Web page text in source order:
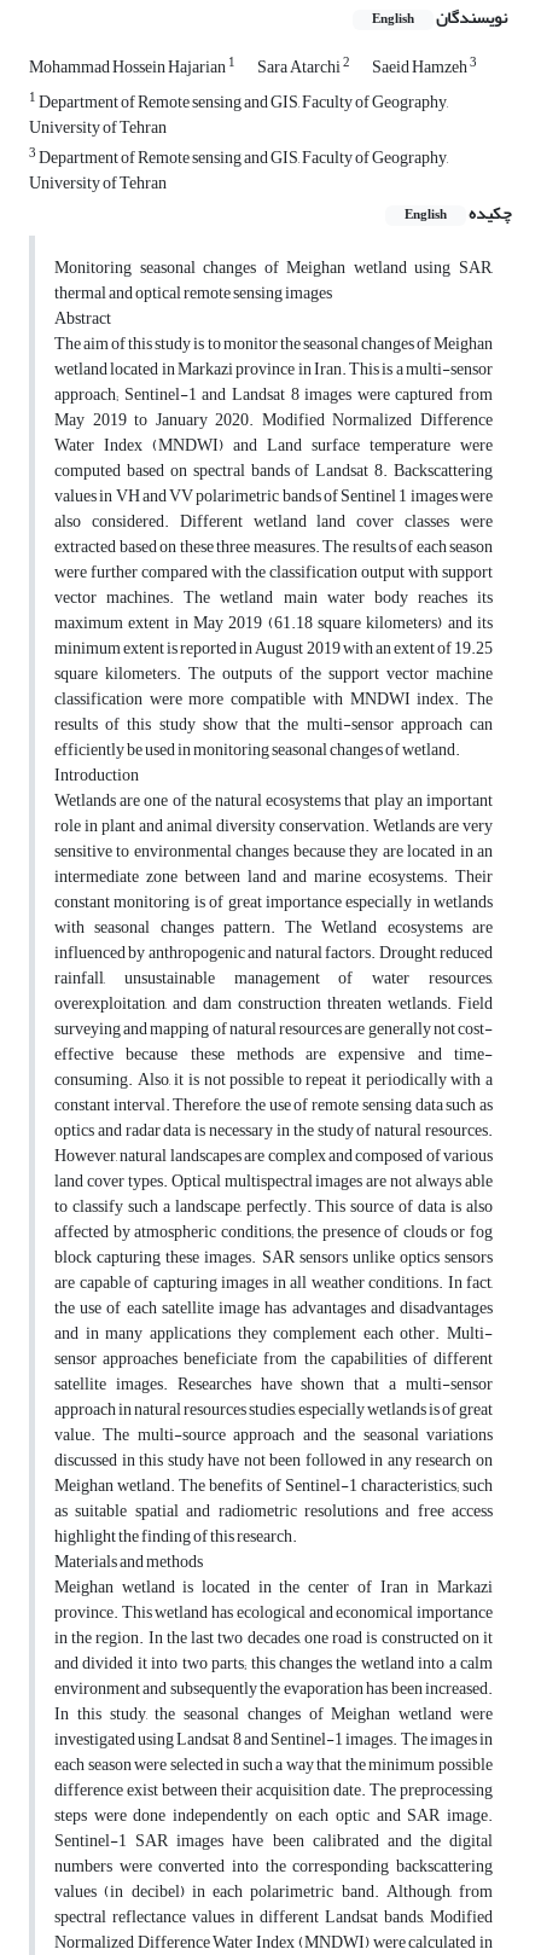
نویسندگان English
Mohammad Hossein Hajarian1 Sara Atarchi2 Saeid Hamzeh3
1Department of Remote sensing and GIS, Faculty of Geography,
University of Tehran
3Department of Remote sensing and GIS, Faculty of Geography,
University of Tehran
چکیده
English
Monitoring seasonal changes of Meighan wetland using SAR,
thermal and optical remote sensing images
Abstract
The aim of this study is to monitor the seasonal changes of Meighan
wetland located in Markazi province in Iran. This is a multi-sensor
approach; Sentinel-1 and Landsat 8 images were captured from
May 2019 to January 2020. Modified Normalized Difference
Water Index (MNDWI) and Land surface temperature were
computed based on spectral bands of Landsat 8. Backscattering
values in VH and VV polarimetric bands of Sentinel 1 images were
also considered. Different wetland land cover classes were
extracted based on these three measures. The results of each season
were further compared with the classification output with support
vector machines. The wetland main water body reaches its
maximum extent in May 2019 (61.18 square kilometers) and its
minimum extent is reported in August 2019 with an extent of 19.25
square kilometers. The outputs of the support vector machine
classification were more compatible with MNDWI index. The
results of this study show that the multi-sensor approach can
efficiently be used in monitoring seasonal changes of wetland.
Introduction
Wetlands are one of the natural ecosystems that play an important
role in plant and animal diversity conservation. Wetlands are very
sensitive to environmental changes because they are located in an
intermediate zone between land and marine ecosystems. Their
constant monitoring is of great importance especially in wetlands
with seasonal changes pattern. The Wetland ecosystems are
influenced by anthropogenic and natural factors. Drought, reduced
rainfall, unsustainable management of water resources,
overexploitation, and dam construction threaten wetlands. Field
surveying and mapping of natural resources are generally not cost-
effective because these methods are expensive and time-
consuming. Also, it is not possible to repeat it periodically with a
constant interval. Therefore, the use of remote sensing data such as
optics and radar data is necessary in the study of natural resources.
However, natural landscapes are complex and composed of various
land cover types. Optical multispectral images are not always able
to classify such a landscape, perfectly. This source of data is also
affected by atmospheric conditions; the presence of clouds or fog
block capturing these images. SAR sensors unlike optics sensors
are capable of capturing images in all weather conditions. In fact,
the use of each satellite image has advantages and disadvantages
and in many applications they complement each other. Multi-
sensor approaches beneficiate from the capabilities of different
satellite images. Researches have shown that a multi-sensor
approach in natural resources studies, especially wetlands is of great
value. The multi-source approach and the seasonal variations
discussed in this study have not been followed in any research on
Meighan wetland. The benefits of Sentinel-1 characteristics; such
as suitable spatial and radiometric resolutions and free access
highlight the finding of this research.
Materials and methods
Meighan wetland is located in the center of Iran in Markazi
province. This wetland has ecological and economical importance
in the region. In the last two decades, one road is constructed on it
and divided it into two parts; this changes the wetland into a calm
environment and subsequently the evaporation has been increased.
In this study, the seasonal changes of Meighan wetland were
investigated using Landsat 8 and Sentinel-1 images. The images in
each season were selected in such a way that the minimum possible
difference exist between their acquisition date. The preprocessing
steps were done independently on each optic and SAR image.
Sentinel-1 SAR images have been calibrated and the digital
numbers were converted into the corresponding backscattering
values (in decibel) in each polarimetric band. Although, from
spectral reflectance values in different Landsat bands, Modified
Normalized Difference Water Index (MNDWI) were calculated in